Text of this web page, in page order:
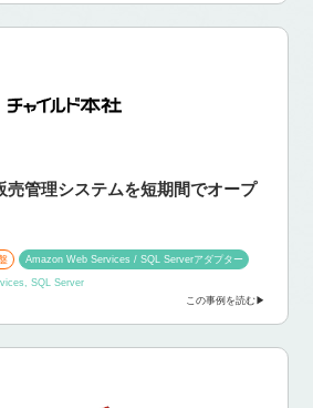
売管理システムを短期間でオープ
Amazon Web Services / SQL Serverアダプター
SQL Server
この事例を読む